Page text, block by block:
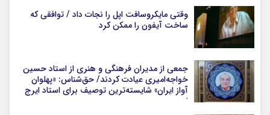
وقتی مایکروسافت اپل را نجات داد / توافقی که
ساخت آیفون را ممکن کرد
جمعی از مدیران فرهنگی و هنری از استاد حسین
خواجه‌امیری عیادت کردند/ حق‌شناس: «پهلوان
آواز ایران» شایسته‌ترین توصیف برای استاد ایرج
است